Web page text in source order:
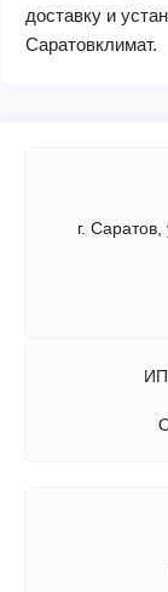
доставку и
Саратовклимат.
г.
ИП